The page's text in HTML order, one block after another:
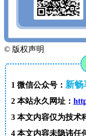
© 版权声明
1 微信公众号： 新畅
2本站永久网址：
3本文内容仅为技术
4本文内容未隐讳任